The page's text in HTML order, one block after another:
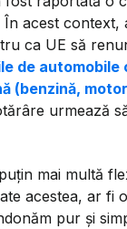
În acest context,
ca UE să
de automobile
(benzină,
urmează
mai multă
acestea, ar fi
pur şi